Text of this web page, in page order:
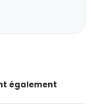
également